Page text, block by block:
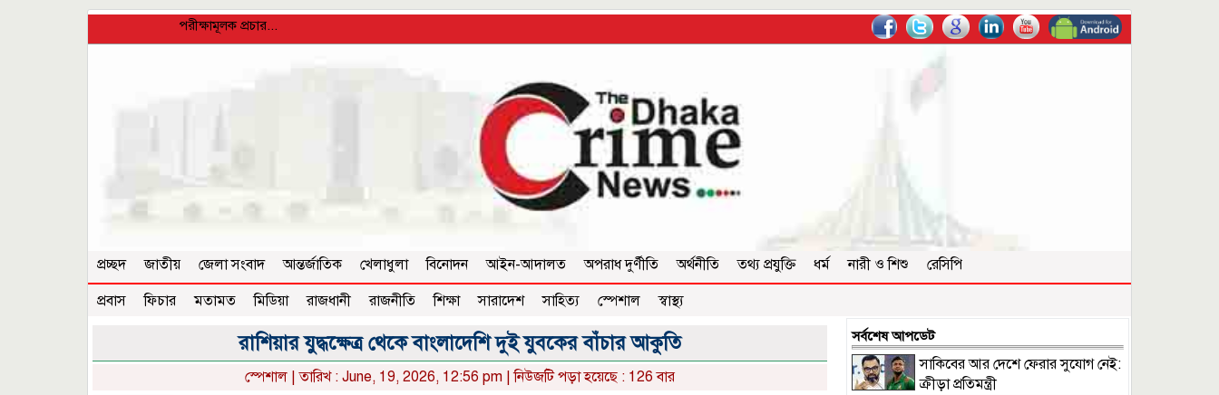
পরীক্ষামূলক প্রচার...
প্রচ্ছদ জাতীয় জেলা সংবাদ আন্তর্জাতিক খেলাধুলা বিনোদন আইন-আদালত অপরাধ দুর্ণীতি অর্থনীতি তথ্য প্রযুক্তি ধর্ম নারী ও শিশু
রেসিপি
প্রবাস
ফিচার মতামত মিডিয়া রাজধানী রাজনীতি শিক্ষা সারাদেশ সাহিত্য স্পেশাল স্বাস্থ্য
রাশিয়ার যুদ্ধক্ষেত্র থেকে বাংলাদেশি দুই যুবকের বাঁচার আকুতি
স্পেশাল | তারিখ : June, 19, 2026, 12:56 pm | নিউজটি পড়া হয়েছে : 126 বার
সর্বশেষ আপডেট
সাকিবের আর দেশে ফেরার সুযোগ নেই:
ক্রীড়া প্রতিমন্ত্রী